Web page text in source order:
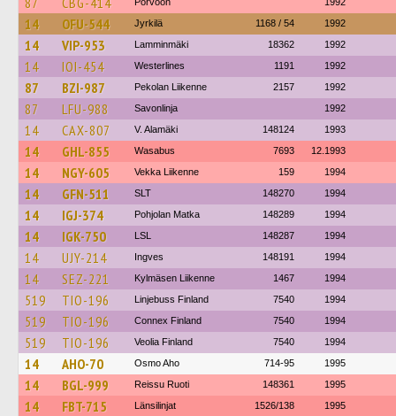
14 OFU-544 Jyrkilä 1168 / 54 1992
14 VIP-953 Lamminmäki 18362 1992
14 IOI-454 Westerlines 1191 1992
87 BZI-987 Pekolan Liikenne 2157 1992
87 LFU-988 Savonlinja 1992
14 CAX-807 V. Alamäki 148124 1993
14 GHL-855 Wasabus 7693 12.1993
14 NGY-605 Vekka Liikenne 159 1994
14 GFN-511 SLT 148270 1994
14 IGJ-374 Pohjolan Matka 148289 1994
14 IGK-750 LSL 148287 1994
14 UJY-214 Ingves 148191 1994
14 SEZ-221 Kylmäsen Liikenne 1467 1994
519 TIO-196 Linjebuss Finland 7540 1994
519 TIO-196 Connex Finland 7540 1994
519 TIO-196 Veolia Finland 7540 1994
14 AHO-70 Osmo Aho 714-95 1995
14 BGL-999 Reissu Ruoti 148361 1995
14 FBT-715 Länsilinjat 1526/138 1995